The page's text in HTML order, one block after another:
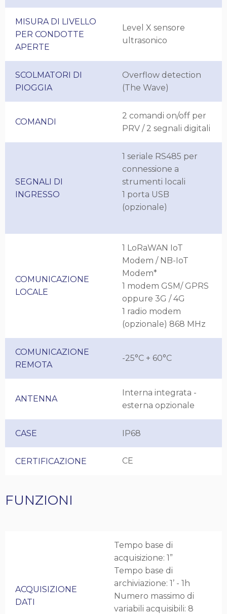
MISURA DI LIVELLO
PER CONDOTTE
APERTE
Level X sensore
ultrasonico
SCOLMATORI DI
PIOGGIA
Overflow detection
(The Wave)
COMANDI
2 comandi on/off per
PRV / 2 segnali digitali
SEGNALI DI
INGRESSO
1 seriale RS485 per
connessione a
strumenti locali
1 porta USB
(opzionale)
COMUNICAZIONE
LOCALE
1 LoRaWAN IoT
Modem / NB-IoT
Modem*
1 modem GSM/ GPRS
oppure 3G / 4G
1 radio modem
(opzionale) 868 MHz
COMUNICAZIONE
REMOTA
-25°C + 60°C
ANTENNA
Interna integrata -
esterna opzionale
CASE IP68
CERTIFICAZIONE CE
FUNZIONI
ACQUISIZIONE
DATI
Tempo base di
acquisizione: 1”
Tempo base di
archiviazione: 1’ - 1h
Numero massimo di
variabili acquisibili: 8